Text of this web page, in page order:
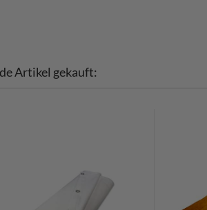
Artikel gekauft: